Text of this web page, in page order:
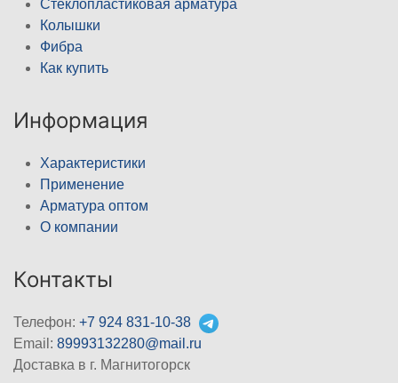
Стеклопластиковая арматура
Колышки
Фибра
Как купить
Информация
Характеристики
Применение
Арматура оптом
О компании
Контакты
Телефон: +7 924 831-10-38
Email: 89993132280@mail.ru
Доставка в г. Магнитогорск